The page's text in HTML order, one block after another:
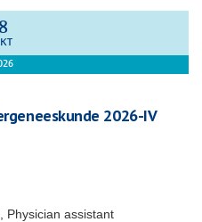
8
2026-IV
Physician assistant